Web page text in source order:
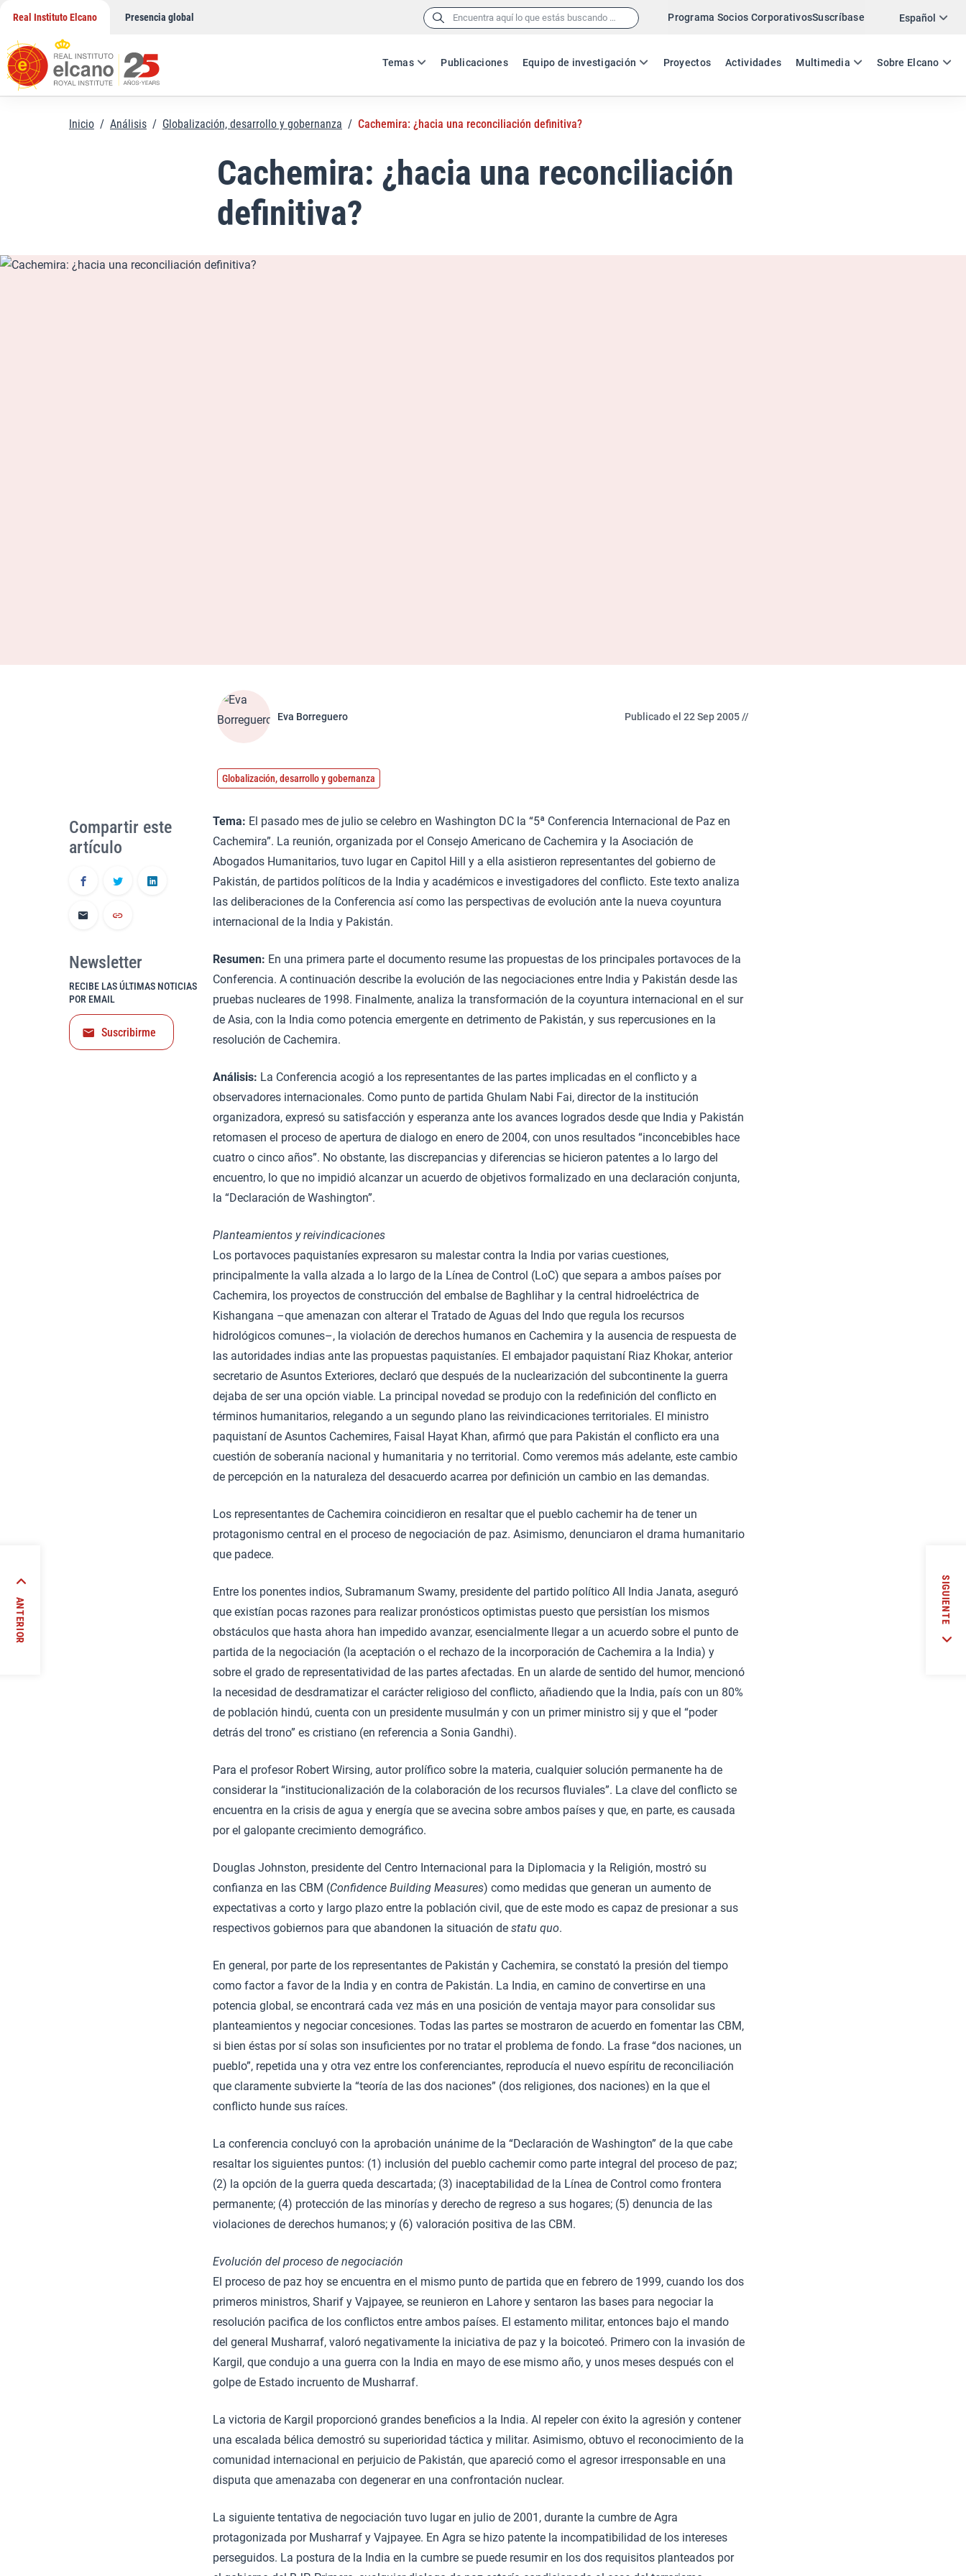
contenido
Real Instituto Elcano Presencia global Buscar: Programa Socios CorporativosSuscríbase Español
ES EN
Temas Publicaciones Equipo de investigación Proyectos Actividades Multimedia Sobre Elcano
Twitter
Inicio / Análisis / Globalización, desarrollo y gobernanza / Cachemira: ¿hacia una reconciliación definitiva?
Cachemira: ¿hacia una reconciliación
definitiva?
Eva Borreguero Publicado el 22 Sep 2005 //
Globalización, desarrollo y gobernanza
Tema: El pasado mes de julio se celebro en Washington DC la “5ª Conferencia Internacional de Paz en
Cachemira”. La reunión, organizada por el Consejo Americano de Cachemira y la Asociación de
Abogados Humanitarios, tuvo lugar en Capitol Hill y a ella asistieron representantes del gobierno de
Pakistán, de partidos políticos de la India y académicos e investigadores del conflicto. Este texto analiza
las deliberaciones de la Conferencia así como las perspectivas de evolución ante la nueva coyuntura
internacional de la India y Pakistán.
Resumen: En una primera parte el documento resume las propuestas de los principales portavoces de la
Conferencia. A continuación describe la evolución de las negociaciones entre India y Pakistán desde las
pruebas nucleares de 1998. Finalmente, analiza la transformación de la coyuntura internacional en el sur
de Asia, con la India como potencia emergente en detrimento de Pakistán, y sus repercusiones en la
resolución de Cachemira.
Análisis: La Conferencia acogió a los representantes de las partes implicadas en el conflicto y a
observadores internacionales. Como punto de partida Ghulam Nabi Fai, director de la institución
organizadora, expresó su satisfacción y esperanza ante los avances logrados desde que India y Pakistán
retomasen el proceso de apertura de dialogo en enero de 2004, con unos resultados “inconcebibles hace
cuatro o cinco años”. No obstante, las discrepancias y diferencias se hicieron patentes a lo largo del
encuentro, lo que no impidió alcanzar un acuerdo de objetivos formalizado en una declaración conjunta,
la “Declaración de Washington”.
Planteamientos y reivindicaciones
Los portavoces paquistaníes expresaron su malestar contra la India por varias cuestiones,
principalmente la valla alzada a lo largo de la Línea de Control (LoC) que separa a ambos países por
Cachemira, los proyectos de construcción del embalse de Baghlihar y la central hidroeléctrica de
Kishangana –que amenazan con alterar el Tratado de Aguas del Indo que regula los recursos
hidrológicos comunes–, la violación de derechos humanos en Cachemira y la ausencia de respuesta de
las autoridades indias ante las propuestas paquistaníes. El embajador paquistaní Riaz Khokar, anterior
secretario de Asuntos Exteriores, declaró que después de la nuclearización del subcontinente la guerra
dejaba de ser una opción viable. La principal novedad se produjo con la redefinición del conflicto en
términos humanitarios, relegando a un segundo plano las reivindicaciones territoriales. El ministro
paquistaní de Asuntos Cachemires, Faisal Hayat Khan, afirmó que para Pakistán el conflicto era una
cuestión de soberanía nacional y humanitaria y no territorial. Como veremos más adelante, este cambio
de percepción en la naturaleza del desacuerdo acarrea por definición un cambio en las demandas.
Los representantes de Cachemira coincidieron en resaltar que el pueblo cachemir ha de tener un
protagonismo central en el proceso de negociación de paz. Asimismo, denunciaron el drama humanitario
que padece.
Entre los ponentes indios, Subramanum Swamy, presidente del partido político All India Janata, aseguró
que existían pocas razones para realizar pronósticos optimistas puesto que persistían los mismos
obstáculos que hasta ahora han impedido avanzar, esencialmente llegar a un acuerdo sobre el punto de
partida de la negociación (la aceptación o el rechazo de la incorporación de Cachemira a la India) y
sobre el grado de representatividad de las partes afectadas. En un alarde de sentido del humor, mencionó
la necesidad de desdramatizar el carácter religioso del conflicto, añadiendo que la India, país con un 80%
de población hindú, cuenta con un presidente musulmán y con un primer ministro sij y que el “poder
detrás del trono” es cristiano (en referencia a Sonia Gandhi).
Para el profesor Robert Wirsing, autor prolífico sobre la materia, cualquier solución permanente ha de
considerar la “institucionalización de la colaboración de los recursos fluviales”. La clave del conflicto se
encuentra en la crisis de agua y energía que se avecina sobre ambos países y que, en parte, es causada
por el galopante crecimiento demográfico.
Douglas Johnston, presidente del Centro Internacional para la Diplomacia y la Religión, mostró su
confianza en las CBM (Confidence Building Measures) como medidas que generan un aumento de
expectativas a corto y largo plazo entre la población civil, que de este modo es capaz de presionar a sus
respectivos gobiernos para que abandonen la situación de statu quo.
En general, por parte de los representantes de Pakistán y Cachemira, se constató la presión del tiempo
como factor a favor de la India y en contra de Pakistán. La India, en camino de convertirse en una
potencia global, se encontrará cada vez más en una posición de ventaja mayor para consolidar sus
planteamientos y negociar concesiones. Todas las partes se mostraron de acuerdo en fomentar las CBM,
si bien éstas por sí solas son insuficientes por no tratar el problema de fondo. La frase “dos naciones, un
pueblo”, repetida una y otra vez entre los conferenciantes, reproducía el nuevo espíritu de reconciliación
que claramente subvierte la “teoría de las dos naciones” (dos religiones, dos naciones) en la que el
conflicto hunde sus raíces.
La conferencia concluyó con la aprobación unánime de la “Declaración de Washington” de la que cabe
resaltar los siguientes puntos: (1) inclusión del pueblo cachemir como parte integral del proceso de paz;
(2) la opción de la guerra queda descartada; (3) inaceptabilidad de la Línea de Control como frontera
permanente; (4) protección de las minorías y derecho de regreso a sus hogares; (5) denuncia de las
violaciones de derechos humanos; y (6) valoración positiva de las CBM.
Evolución del proceso de negociación
El proceso de paz hoy se encuentra en el mismo punto de partida que en febrero de 1999, cuando los dos
primeros ministros, Sharif y Vajpayee, se reunieron en Lahore y sentaron las bases para negociar la
resolución pacifica de los conflictos entre ambos países. El estamento militar, entonces bajo el mando
del general Musharraf, valoró negativamente la iniciativa de paz y la boicoteó. Primero con la invasión de
Kargil, que condujo a una guerra con la India en mayo de ese mismo año, y unos meses después con el
golpe de Estado incruento de Musharraf.
La victoria de Kargil proporcionó grandes beneficios a la India. Al repeler con éxito la agresión y contener
una escalada bélica demostró su superioridad táctica y militar. Asimismo, obtuvo el reconocimiento de la
comunidad internacional en perjuicio de Pakistán, que apareció como el agresor irresponsable en una
disputa que amenazaba con degenerar en una confrontación nuclear.
La siguiente tentativa de negociación tuvo lugar en julio de 2001, durante la cumbre de Agra
protagonizada por Musharraf y Vajpayee. En Agra se hizo patente la incompatibilidad de los intereses
perseguidos. La postura de la India en la cumbre se puede resumir en los dos requisitos planteados por
Compartir este
artículo
Newsletter
RECIBE LAS ÚLTIMAS NOTICIAS
POR EMAIL
Suscribirme
ANTERIOR
de
SIGUIENTE